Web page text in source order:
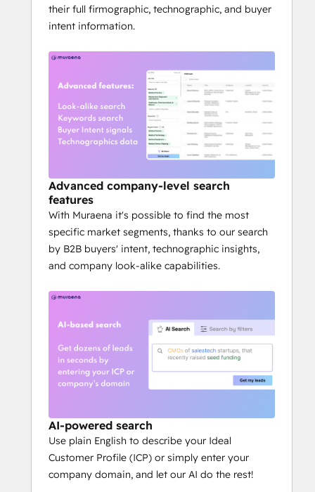
snapshot from any industry, enriching your
CRM with accounts ready for engagement.
It’s fast and easy to get started - try it free
their full firmographic, technographic, and buyer
intent information.
Advanced company-level search
features
With Muraena it's possible to find the most
specific market segments, thanks to our search
by B2B buyers' intent, technographic insights,
and company look-alike capabilities.
AI-powered search
Use plain English to describe your Ideal
Customer Profile (ICP) or simply enter your
company domain, and let our AI do the rest!